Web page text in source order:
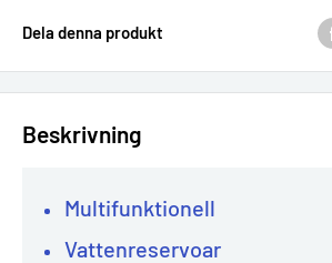
Dela denna produkt
Beskrivning
Multifunktionell
Vattenreservoar